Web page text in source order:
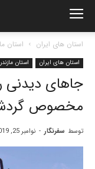
استان های ایران استان
استان های ایران استان
جاهای دیدنی
مخصوص
توسط سفرنگار - نوامبر 25, 2019